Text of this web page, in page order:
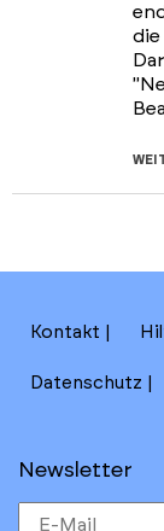
die
Kontakt
Datenschutz
Newsletter